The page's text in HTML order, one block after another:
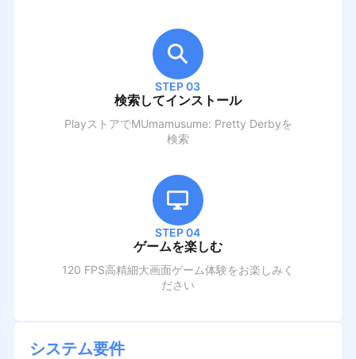
STEP 03
検索してインストール
PlayストアでMUmamusume: Pretty Derbyを
検索
STEP 04
ゲームを楽しむ
120 FPS高精細大画面ゲーム体験をお楽しみく
ださい
システム要件